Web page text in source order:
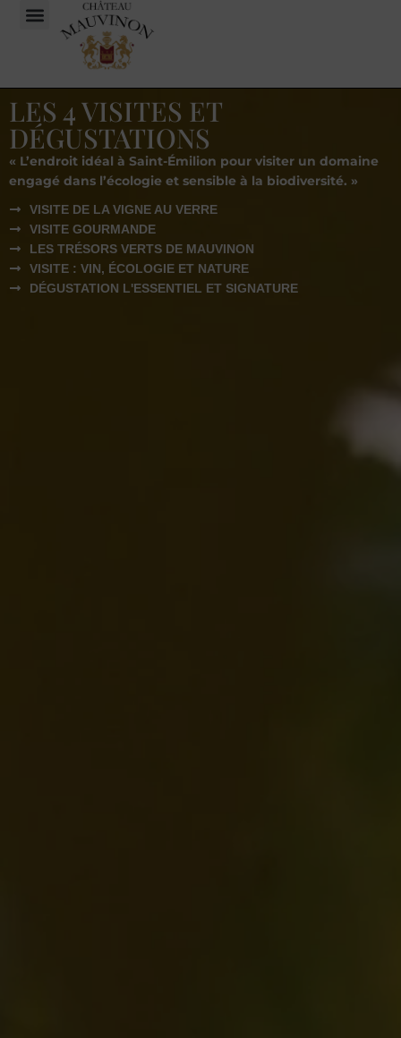
LES 4 VISITES ET
DÉGUSTATIONS
« L’endroit idéal à Saint-Émilion pour visiter un domaine
engagé dans l’écologie et sensible à la biodiversité. »
VISITE DE LA VIGNE AU VERRE
VISITE GOURMANDE
LES TRÉSORS VERTS DE MAUVINON
VISITE : VIN, ÉCOLOGIE ET NATURE
DÉGUSTATION L'ESSENTIEL ET SIGNATURE